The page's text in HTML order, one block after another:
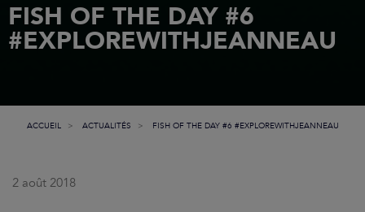
FISH OF THE DAY #6
#EXPLOREWITHJEANNEAU
ACCUEIL ACTUALITÉS FISH OF THE DAY #6 #EXPLOREWITHJEANNEAU
2 août 2018